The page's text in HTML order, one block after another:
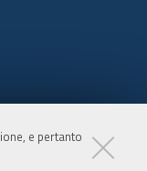
e pertanto